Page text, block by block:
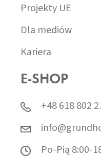
Projekty UE
Dla mediów
Kariera
E-SHOP
+48 618 802
Po-Pią 8:00-